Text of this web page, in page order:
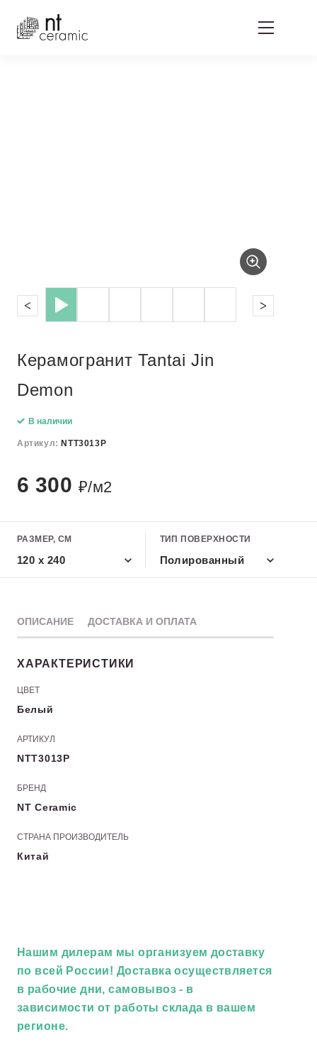
Керамогранит Tantai Jin
Demon
В наличии
Артикул: NTT3013P
6 300 ₽/м2
РАЗМЕР, СМ
120 х 240
ТИП ПОВЕРХНОСТИ
Полированный
ОПИСАНИЕ ДОСТАВКА И ОПЛАТА
ХАРАКТЕРИСТИКИ
ЦВЕТ
Белый
АРТИКУЛ
NTT3013P
БРЕНД
NT Ceramic
СТРАНА ПРОИЗВОДИТЕЛЬ
Китай
Нашим дилерам мы организуем доставку
по всей России! Доставка осуществляется
в рабочие дни, самовывоз - в
зависимости от работы склада в вашем
регионе.